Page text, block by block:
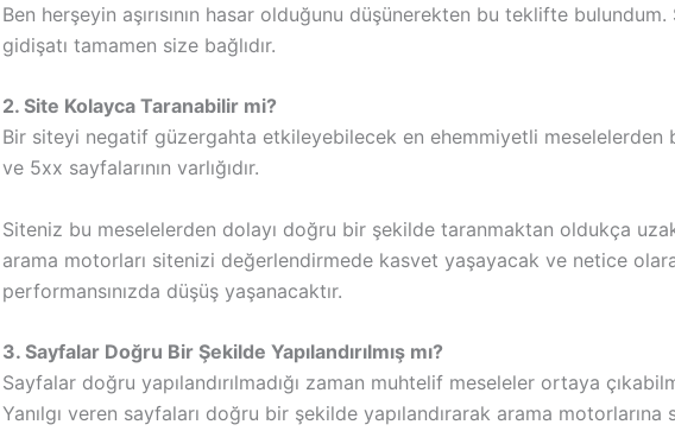
Ben herşeyin aşırısının hasar olduğunu düşünerekten bu teklifte bulundum.
gidişatı tamamen size bağlıdır.
2. Site Kolayca Taranabilir mi?
Bir siteyi negatif güzergahta etkileyebilecek en ehemmiyetli meselelerden
ve 5xx sayfalarının varlığıdır.
Siteniz bu meselelerden dolayı doğru bir şekilde taranmaktan oldukça
arama motorları sitenizi değerlendirmede kasvet yaşayacak ve netice
performansınızda düşüş yaşanacaktır.
3. Sayfalar Doğru Bir Şekilde Yapılandırılmış mı?
Sayfalar doğru yapılandırılmadığı zaman muhtelif meseleler ortaya
Yanılgı veren sayfaları doğru bir şekilde yapılandırarak arama motorlarına